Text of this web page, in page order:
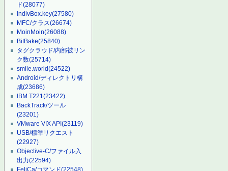
ド(28077)
IndivBox.key(27580)
MFC/クラス(26674)
MoinMoin(26088)
BitBake(25840)
タグクラウド/内部被リン
ク数(25714)
smile.world(24522)
Android/ディレクトリ構
成(23686)
IBM T221(23422)
BackTrack/ツール
(23201)
VMware VIX API(23119)
USB/標準リクエスト
(22927)
Objective-C/ファイル入
出力(22594)
FeliCa/コマンド(22548)